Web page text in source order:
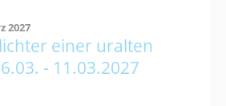
2027
einer uralten
- 11.03.2027